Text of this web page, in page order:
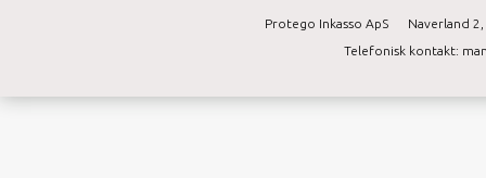
Protego Inkasso ApS
Naverland
Telefonisk kontakt: